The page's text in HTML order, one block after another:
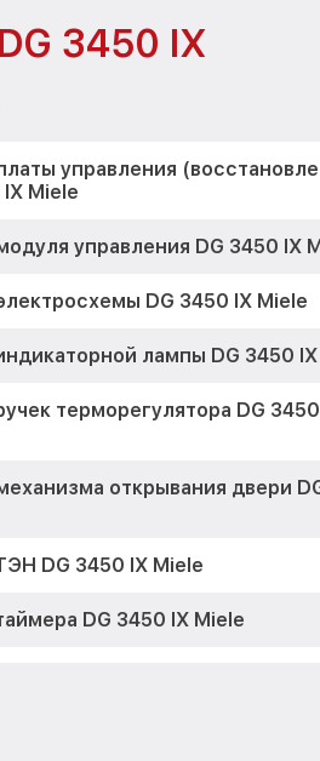
3450 IX
управления
Miele
управления DG 3450 IX
DG 3450 IX Miele
лампы DG 3450
терморегулятора DG
открывания двери
DG 3450 IX Miele
DG 3450 IX Miele